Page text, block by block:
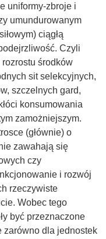
uniformy-zbroje i
umundurowanym
ciągłą
Czyli
środków
sit selekcyjnych,
szczelnych gard,
konsumowania
zamożniejszym.
(głównie) o
zawahają się
czy
i rozwój
rzeczywiste
Wobec tego
być przeznaczone
zarówno dla jednostek